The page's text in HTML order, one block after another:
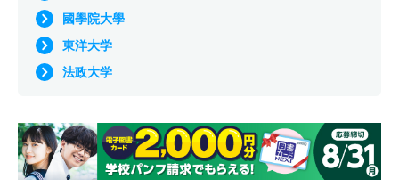
國學院大學
東洋大学
法政大学